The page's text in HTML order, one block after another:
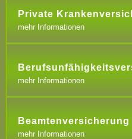
Private
mehr Informationen
mehr Informationen
Beamtenversicherung
mehr Informationen